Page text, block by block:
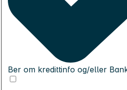
Ber om kredittinfo og/eller